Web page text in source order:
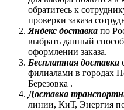
обратитесь к
проверки заказа
Яндекс доставка по
выбрать данный
оформлении заказа.
Бесплатная доставка
филиалами в городах
Березовка .
Доставка
линии, КиТ, Энергия